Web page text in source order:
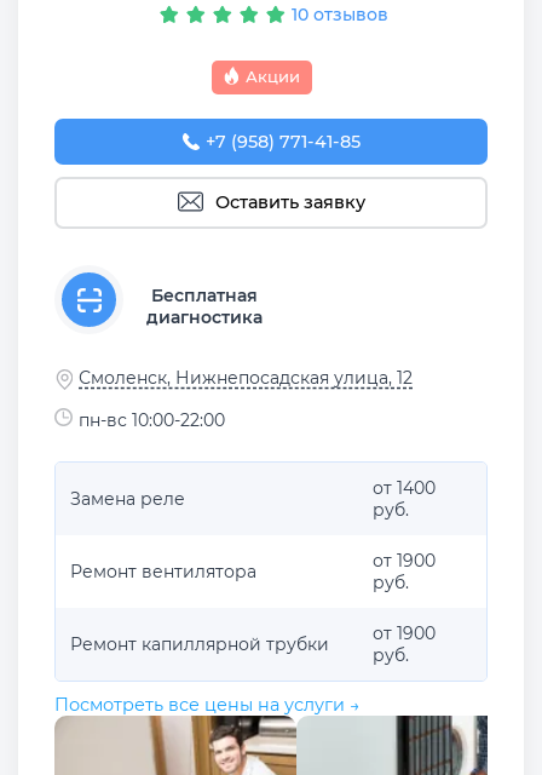
10 отзывов
Акции
+7 (958) 771-41-85
Оставить заявку
Бесплатная
диагностика
Смоленск, Нижнепосадская улица, 12
пн-вс 10:00-22:00
Замена реле
от 1400
руб.
Ремонт вентилятора
от 1900
руб.
Ремонт капиллярной трубки
от 1900
руб.
Посмотреть все цены на услуги →